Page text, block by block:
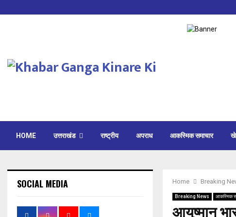
HOME उत्तराखंड राष्ट्रीय अपराध आकस्मिक समाचार
Home Breaking
Breaking News आकस्मिक
SOCIAL MEDIA